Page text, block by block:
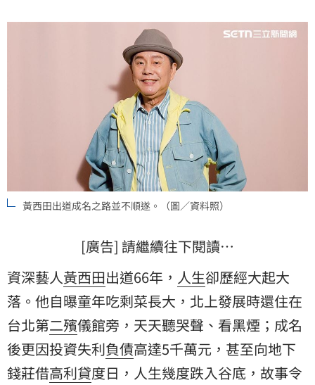
黃西田出道成名之路並不順遂。（圖／資料照）
[廣告] 請繼續往下閱讀…
資深藝人黃西田出道66年， 人生卻歷經大起大
落。他自曝童年吃剩菜長大，北上發展時還住在
台北第二殯儀館旁，天天聽哭聲、看黑煙；成名
後更因投資失利負債高達5千萬元，甚至向地下
錢莊借高利貸度日，人生幾度跌入谷底，故事令